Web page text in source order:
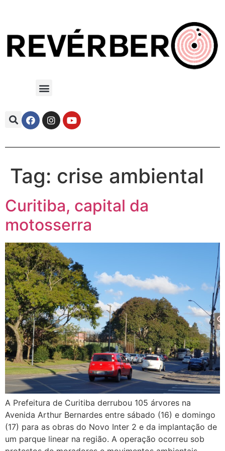
Tag: crise ambiental
Curitiba, capital da
motosserra
A Prefeitura de Curitiba derrubou 105 árvores na
Avenida Arthur Bernardes entre sábado (16) e domingo
(17) para as obras do Novo Inter 2 e da implantação de
um parque linear na região. A operação ocorreu sob